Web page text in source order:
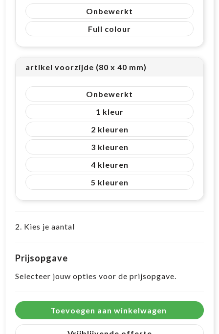
Onbewerkt
Full colour
artikel voorzijde (80 x 40 mm)
Onbewerkt
1
2
3
4
5
2. Kies je aantal
Prijsopgave
Selecteer jouw opties voor de prijsopgave.
Toevoegen aan winkelwagen